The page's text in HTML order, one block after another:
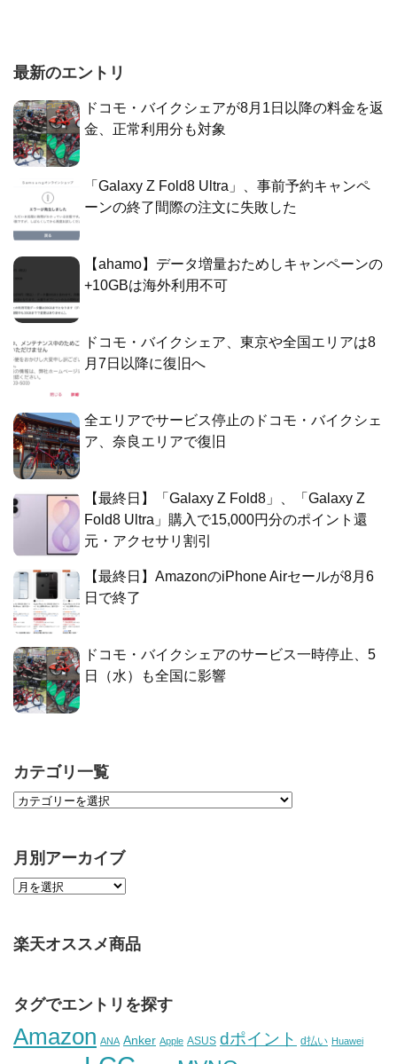
最新のエントリ
ドコモ・バイクシェアが8月1日以降の料金を返
金、正常利用分も対象
「Galaxy Z Fold8 Ultra」、事前予約キャンペ
ーンの終了間際の注文に失敗した
【ahamo】データ増量おためしキャンペーンの
+10GBは海外利用不可
ドコモ・バイクシェア、東京や全国エリアは8
月7日以降に復旧へ
全エリアでサービス停止のドコモ・バイクシェ
ア、奈良エリアで復旧
【最終日】「Galaxy Z Fold8」、「Galaxy Z
Fold8 Ultra」購入で15,000円分のポイント還
元・アクセサリ割引
【最終日】AmazonのiPhone Airセールが8月6
日で終了
ドコモ・バイクシェアのサービス一時停止、5
日（水）も全国に影響
カテゴリ一覧
月別アーカイブ
楽天オススメ商品
タグでエントリを探す
Amazon ANA Anker Apple ASUS dポイント d払い Huawei